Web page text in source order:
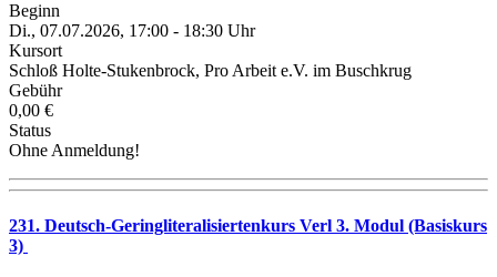
Beginn
Di., 07.07.2026, 17:00 - 18:30 Uhr
Kursort
Schloß Holte-Stukenbrock, Pro Arbeit e.V. im Buschkrug
Gebühr
0,00 €
Status
Ohne Anmeldung!
231. Deutsch-Geringliteralisiertenkurs Verl 3. Modul (Basiskurs
3)